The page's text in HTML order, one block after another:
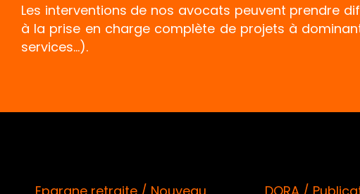
Les interventions de nos avocats peuvent prendre
à la prise en charge complète de projets à
services...).